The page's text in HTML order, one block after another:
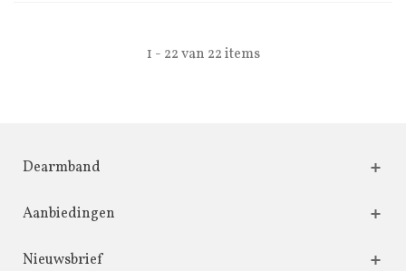
1 - 22 van 22 items
Dearmband
Aanbiedingen
Nieuwsbrief